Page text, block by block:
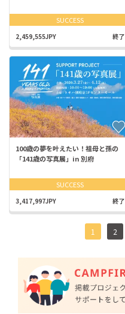
SUCCESS
2,459,555JPY 終了
100歳の夢を叶えたい！祖母と孫の
「141歳の写真展」in 別府
SUCCESS
3,417,997JPY 終了
1 2